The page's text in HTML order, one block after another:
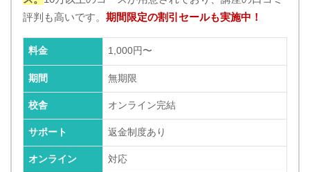
評判も高いです。 期間限定の割引セールも実施中！
料金 1,000円〜
期間 無期限
校舎 オンライン完結
サポート 返金制度あり
オンライン 対応